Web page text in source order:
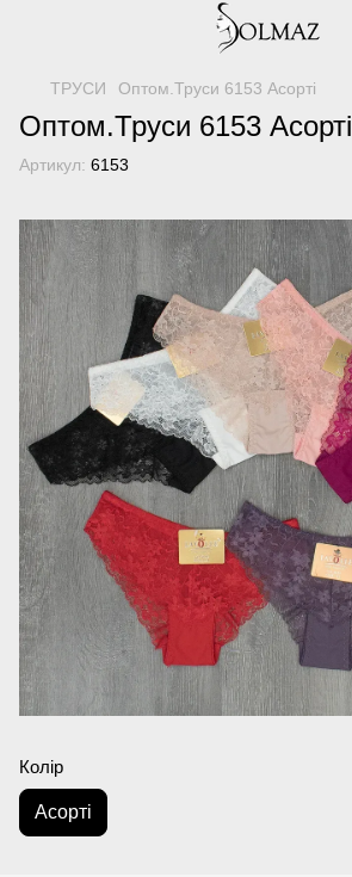
ТРУСИ Оптом.Труси 6153 Асорті
Оптом.Труси 6153 Асорті
Артикул: 6153
Колір
Аcорті